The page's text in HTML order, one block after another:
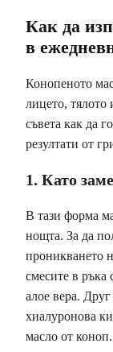
Как да
в
Конопеното
лицето, тялото
съвета как да
резултати от
1. Като
В тази форма
нощта. За да
проникването
смесите в ръка
алое вера.
хиалуронова
масло от коноп.